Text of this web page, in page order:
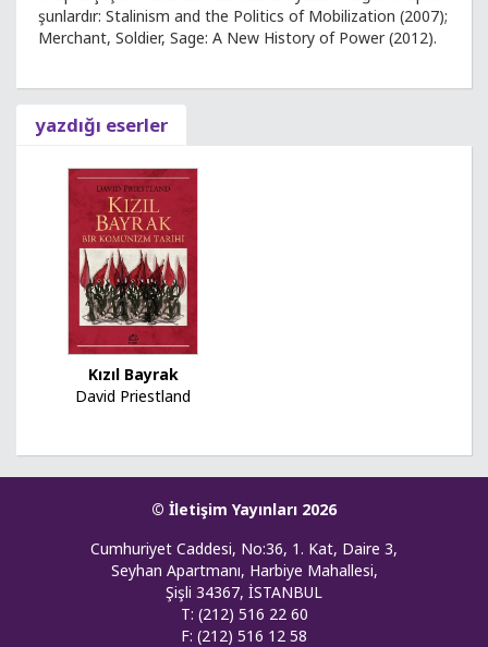
şunlardır: Stalinism and the Politics of Mobilization (2007);
Merchant, Soldier, Sage: A New History of Power (2012).
yazdığı eserler
Kızıl Bayrak
David Priestland
© İletişim Yayınları 2026
Cumhuriyet Caddesi, No:36, 1. Kat, Daire 3,
Seyhan Apartmanı, Harbiye Mahallesi,
Şişli 34367, İSTANBUL
T: (212) 516 22 60
F: (212) 516 12 58